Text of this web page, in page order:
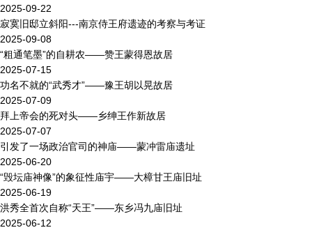
2025-09-22
寂寞旧邸立斜阳---南京侍王府遗迹的考察与考证
2025-09-08
“粗通笔墨”的自耕农——赞王蒙得恩故居
2025-07-15
功名不就的“武秀才”——豫王胡以晃故居
2025-07-09
拜上帝会的死对头——乡绅王作新故居
2025-07-07
引发了一场政治官司的神庙——蒙冲雷庙遗址
2025-06-20
“毁坛庙神像”的象征性庙宇——大樟甘王庙旧址
2025-06-19
​洪秀全首次自称“天王”——东乡冯九庙旧址
2025-06-12